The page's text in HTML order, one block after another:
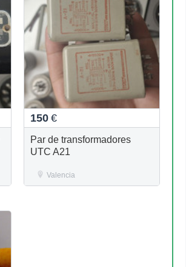
150 €
Par de transformadores
UTC A21
Valencia